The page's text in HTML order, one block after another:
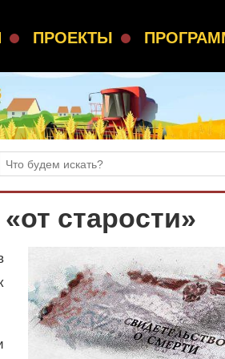
ПРОЕКТЫ
старости»